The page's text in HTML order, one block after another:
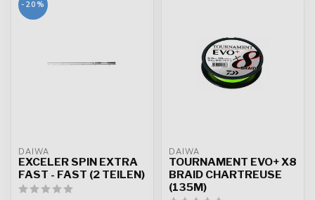
-20%
DAIWA
EXCELER SPIN EXTRA
FAST - FAST (2 TEILEN)
DAIWA
TOURNAMENT EVO+ X8
BRAID CHARTREUSE
(135M)